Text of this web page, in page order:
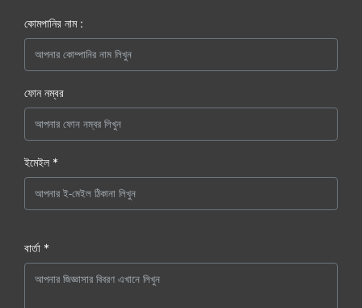
কোমপানির নাম :
ফোন নম্বর
ইমেইল *
বার্তা *